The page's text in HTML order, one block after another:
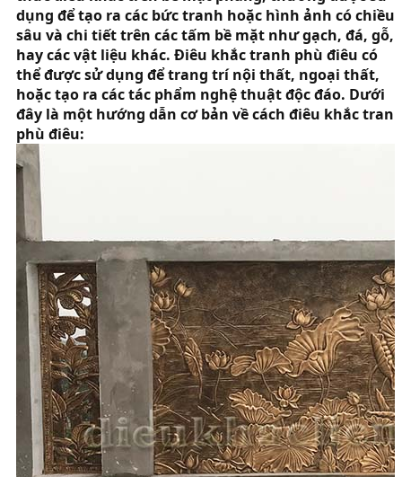
dụng để tạo ra các bức tranh hoặc hình ảnh có chiều
sâu và chi tiết trên các tấm bề mặt như gạch, đá, gỗ,
hay các vật liệu khác. Điêu khắc tranh phù điêu có
thể được sử dụng để trang trí nội thất, ngoại thất,
hoặc tạo ra các tác phẩm nghệ thuật độc đáo. Dưới
đây là một hướng dẫn cơ bản về cách điêu khắc
phù điêu: